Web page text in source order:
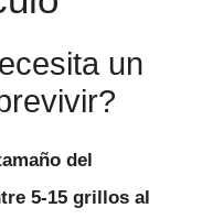
un
del
5-15 grillos al